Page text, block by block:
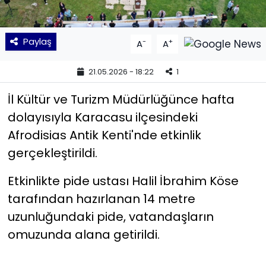
Paylaş A- A+
21.05.2026 - 18:22 1
İl Kültür ve Turizm Müdürlüğünce hafta
dolayısıyla Karacasu ilçesindeki
Afrodisias Antik Kenti'nde etkinlik
gerçekleştirildi.
Etkinlikte pide ustası Halil İbrahim Köse
tarafından hazırlanan 14 metre
uzunluğundaki pide, vatandaşların
omuzunda alana getirildi.
SAĞLIK
Siyaset
SPOR
TEKNOLOJİ
Yaşam
YEREL POLİTİKA
YEREL YÖNETİMLER
Yurt